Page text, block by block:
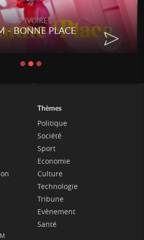
RAP IVOIRE
- BONNE PLACE
Thèmes
Politique
Société
Sport
Economie
Culture
Technologie
Tribune
Evènement
Santé